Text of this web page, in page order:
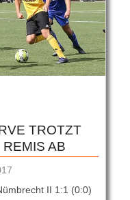
TROTZT
AB
II 1:1 (0:0)